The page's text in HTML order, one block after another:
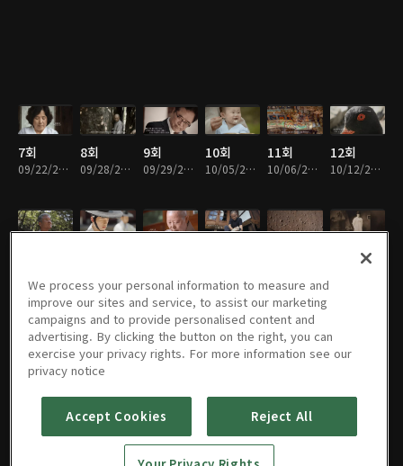
7회
09/22/2024 • 5분
8회
09/28/2024 • 5분
9회
09/29/2024 • 5분
10회
10/05/2024 • 5분
11회
10/06/2024 • 5분
12회
10/12/2024 • 5분
19회
11/03/2024 • 5분
20회 21회 22회 23회 24회
We process your personal information to measure and
improve our sites and service, to assist our marketing
campaigns and to provide personalised content and
advertising. By clicking the button on the right, you can
exercise your privacy rights. For more information see our
privacy notice
Accept Cookies Reject All